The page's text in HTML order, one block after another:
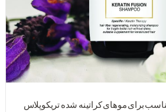
برای موهای کراتینه شده تریکوپلاس